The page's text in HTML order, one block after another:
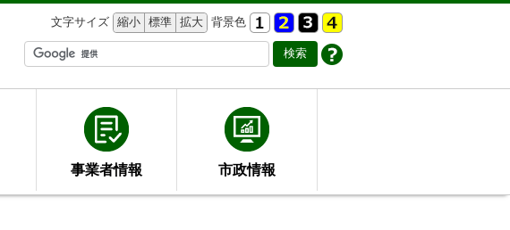
文字サイズ 縮小 標準 拡大 背景色
事業者情報 市政情報